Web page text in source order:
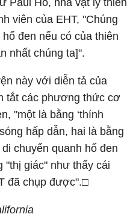
Paul Ho, nhà vật lý thiên
viên của EHT, "Chúng
đen nếu có của thiên
nhất chúng ta]".
này với diễn tả của
tắt các phương thức cơ
"một là bằng ‘thính
hấp dẫn, hai là bằng
di chuyển quanh hố đen
"thị giác" như thấy cái
đã chụp được".□